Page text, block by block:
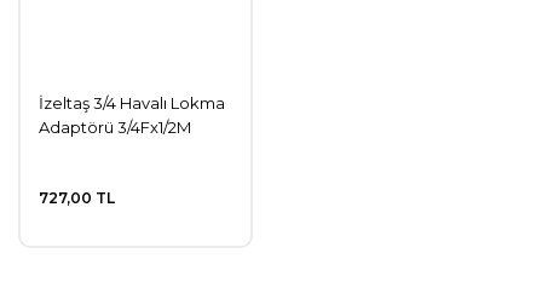
İzeltaş 3/4 Havalı Lokma
Adaptörü 3/4Fx1/2M
727,00 TL